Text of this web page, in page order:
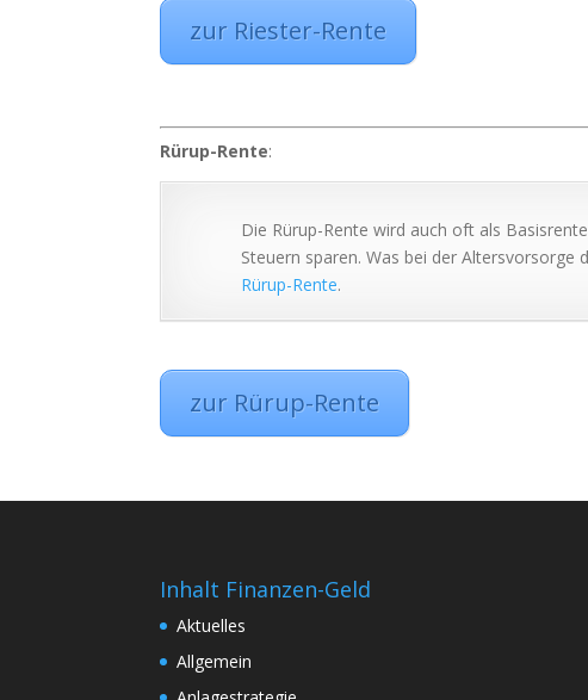
zur Riester-Rente
Rürup-Rente:
Die Rürup-Rente wird auch oft als
Steuern sparen. Was bei der
Rürup-Rente.
zur Rürup-Rente
Inhalt Finanzen-Geld
Aktuelles
Allgemein